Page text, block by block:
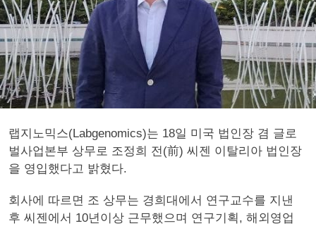
랩지노믹스(Labgenomics)는 18일 미국 법인장 겸 글로
벌사업본부 상무로 조정희 전(前) 씨젠 이탈리아 법인장
을 영입했다고 밝혔다.
회사에 따르면 조 상무는 경희대에서 연구교수를 지낸
후 씨젠에서 10년이상 근무했으며 연구기획, 해외영업